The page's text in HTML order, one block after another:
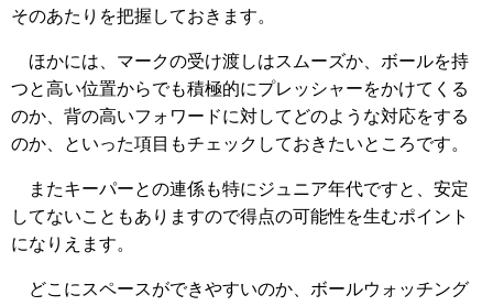
そのあたりを把握しておきます。
ほかには、マークの受け渡しはスムーズか、ボールを持
つと高い位置からでも積極的にプレッシャーをかけてくる
のか、背の高いフォワードに対してどのような対応をする
のか、といった項目もチェックしておきたいところです。
またキーパーとの連係も特にジュニア年代ですと、安定
してないこともありますので得点の可能性を生むポイント
になりえます。
どこにスペースができやすいのか、ボールウォッチング